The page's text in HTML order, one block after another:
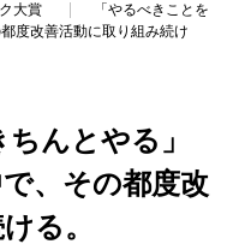
大賞
「やるべきことを
度改善活動に取り組み続け
んとやる」
、その都度改
る。